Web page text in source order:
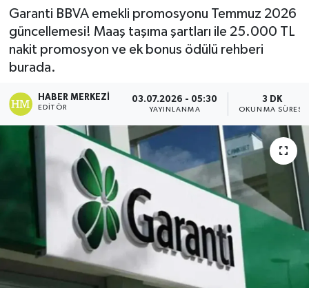
Garanti BBVA emekli promosyonu Temmuz 2026
güncellemesi! Maaş taşıma şartları ile 25.000 TL
nakit promosyon ve ek bonus ödülü rehberi
burada.
HABER MERKEZI
EDITÖR
03.07.2026 - 05:30
YAYINLANMA
3 DK
OKUNMA SÜRESI
Burhaniye
ÇEVRE
DÜNYA
Dursunbey
Edremit
EĞİTİM
EKONOMİ
Erdek
Son Dakika Haberleri
Haber Arşivi